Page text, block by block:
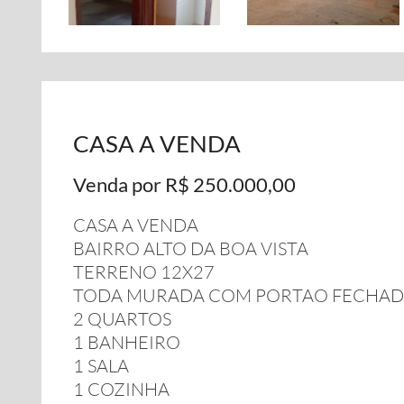
CASA A VENDA
Venda por R$ 250.000,00
CASA A VENDA
BAIRRO ALTO DA BOA VISTA
TERRENO 12X27
TODA MURADA COM PORTAO
2 QUARTOS
1 BANHEIRO
1 SALA
1 COZINHA